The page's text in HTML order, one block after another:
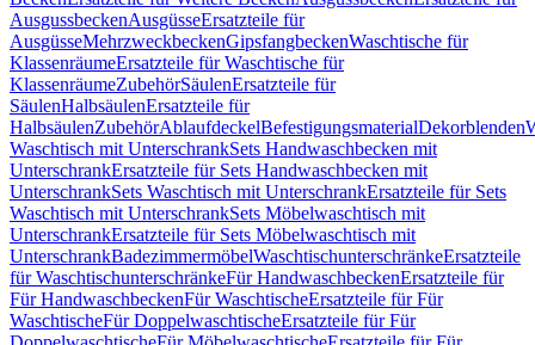
AusgussbeckenAusgüsseErsatzteile für
AusgüsseMehrzweckbeckenGipsfangbeckenWaschtische für
KlassenräumeErsatzteile für Waschtische für
KlassenräumeZubehörSäulenErsatzteile für
SäulenHalbsäulenErsatzteile für
HalbsäulenZubehörAblaufdeckelBefestigungsmaterialDekorblenden
Waschtisch mit UnterschrankSets Handwaschbecken mit
UnterschrankErsatzteile für Sets Handwaschbecken mit
UnterschrankSets Waschtisch mit UnterschrankErsatzteile für Sets
Waschtisch mit UnterschrankSets Möbelwaschtisch mit
UnterschrankErsatzteile für Sets Möbelwaschtisch mit
UnterschrankBadezimmermöbelWaschtischunterschränkeErsatzteile
für WaschtischunterschränkeFür HandwaschbeckenErsatzteile für
Für HandwaschbeckenFür WaschtischeErsatzteile für Für
WaschtischeFür DoppelwaschtischeErsatzteile für Für